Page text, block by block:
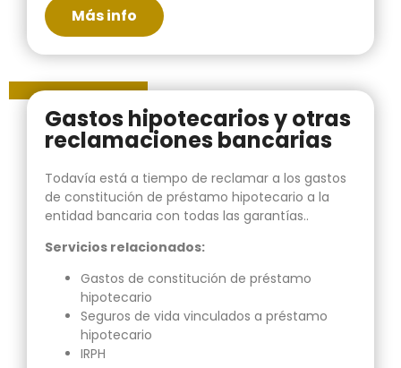
Más info
Gastos hipotecarios y otras
reclamaciones bancarias
Todavía está a tiempo de reclamar a los gastos
de constitución de préstamo hipotecario a la
entidad bancaria con todas las garantías..
Servicios relacionados:
Gastos de constitución de préstamo
hipotecario
Seguros de vida vinculados a préstamo
hipotecario
IRPH